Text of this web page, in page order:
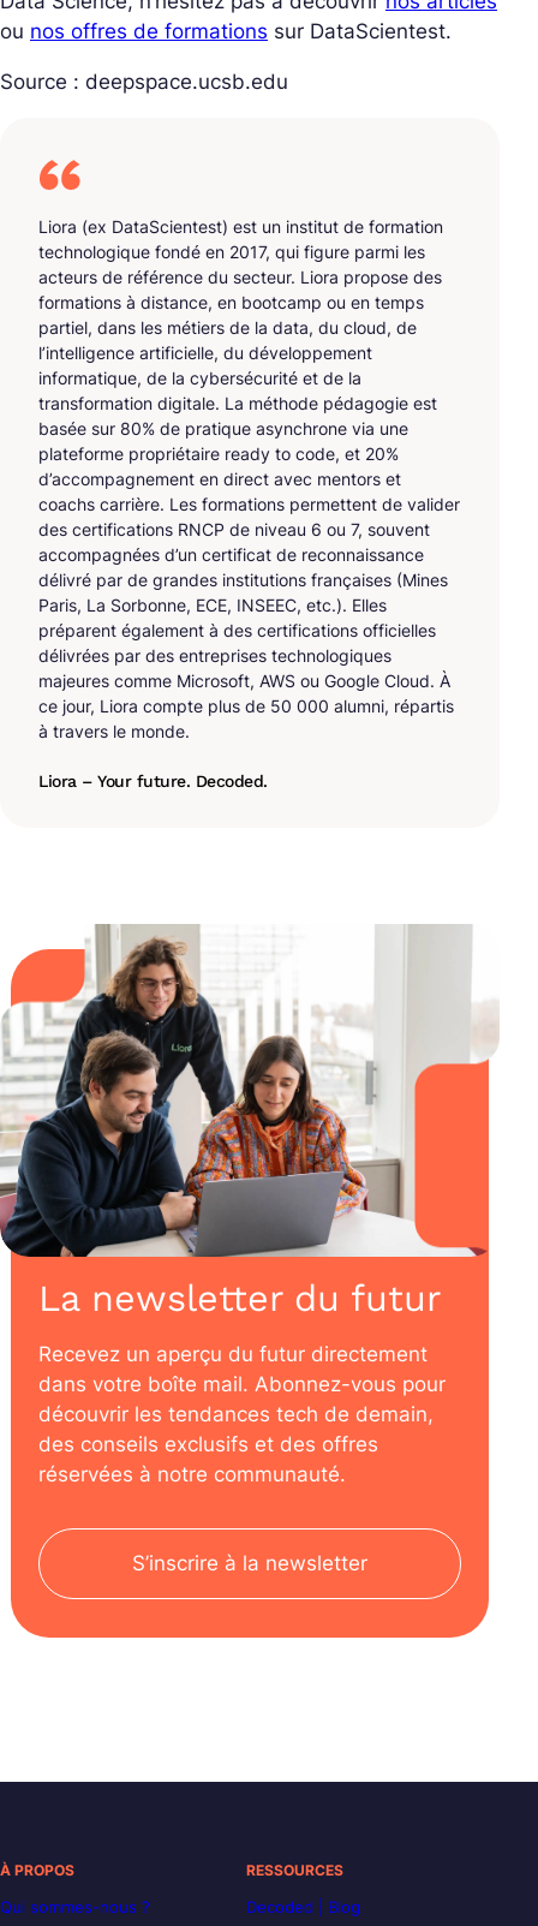
ou nos offres de formations sur DataScientest.
Source : deepspace.ucsb.edu
Liora (ex DataScientest) est un institut de formation
technologique fondé en 2017, qui figure parmi les
acteurs de référence du secteur. Liora propose des
formations à distance, en bootcamp ou en temps
partiel, dans les métiers de la data, du cloud, de
l’intelligence artificielle, du développement
informatique, de la cybersécurité et de la
transformation digitale. La méthode pédagogie est
basée sur 80% de pratique asynchrone via une
plateforme propriétaire ready to code, et 20%
d’accompagnement en direct avec mentors et
coachs carrière. Les formations permettent de valider
des certifications RNCP de niveau 6 ou 7, souvent
accompagnées d’un certificat de reconnaissance
délivré par de grandes institutions françaises (Mines
Paris, La Sorbonne, ECE, INSEEC, etc.). Elles
préparent également à des certifications officielles
délivrées par des entreprises technologiques
majeures comme Microsoft, AWS ou Google Cloud. À
ce jour, Liora compte plus de 50 000 alumni, répartis
à travers le monde.
Liora – Your future. Decoded.
La newsletter du futur
Recevez un aperçu du futur directement
dans votre boîte mail. Abonnez-vous pour
découvrir les tendances tech de demain,
des conseils exclusifs et des offres
réservées à notre communauté.
S’inscrire à la newsletter
À PROPOS
Qui sommes-nous ?
RESSOURCES
Decoded | Blog